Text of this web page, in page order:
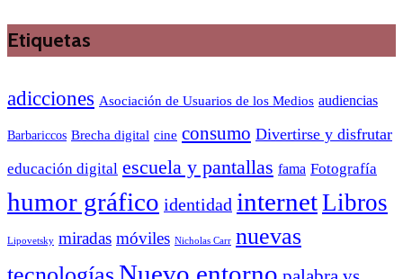
Etiquetas
adicciones Asociación de Usuarios de los Medios audiencias
Barbariccos Brecha digital cine consumo Divertirse y disfrutar
educación digital escuela y pantallas fama Fotografía
humor gráfico identidad internetLibros
Lipovetsky miradas móviles Nicholas Carr nuevas